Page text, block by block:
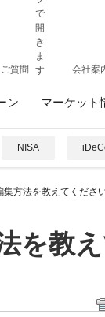
質問 会社案
ン マーケット
NISA
方法を教えてください
を教え